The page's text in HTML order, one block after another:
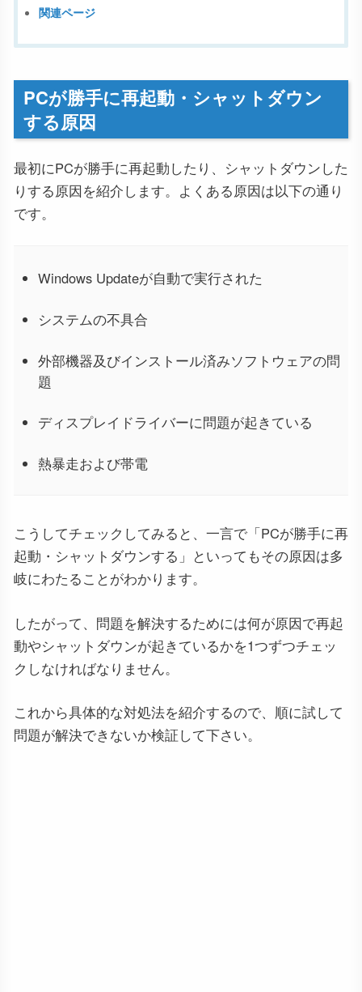
関連ページ
PCが勝手に再起動・シャットダウン
する原因
最初にPCが勝手に再起動したり、シャットダウンした
りする原因を紹介します。よくある原因は以下の通り
です。
Windows Updateが自動で実行された
システムの不具合
外部機器及びインストール済みソフトウェアの問
題
ディスプレイドライバーに問題が起きている
熱暴走および帯電
こうしてチェックしてみると、一言で「PCが勝手に再
起動・シャットダウンする」といってもその原因は多
岐にわたることがわかります。
したがって、問題を解決するためには何が原因で再起
動やシャットダウンが起きているかを1つずつチェッ
クしなければなりません。
これから具体的な対処法を紹介するので、順に試して
問題が解決できないか検証して下さい。